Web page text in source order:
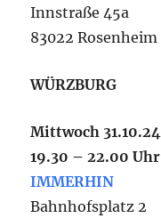
Innstraße 45a
83022 Rosenheim
WÜRZBURG
Mittwoch 31.10.24
19.30 – 22.00 Uhr
IMMERHIN
Bahnhofsplatz 2